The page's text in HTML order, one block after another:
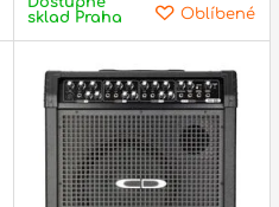
Oblíbené
sklad Praha